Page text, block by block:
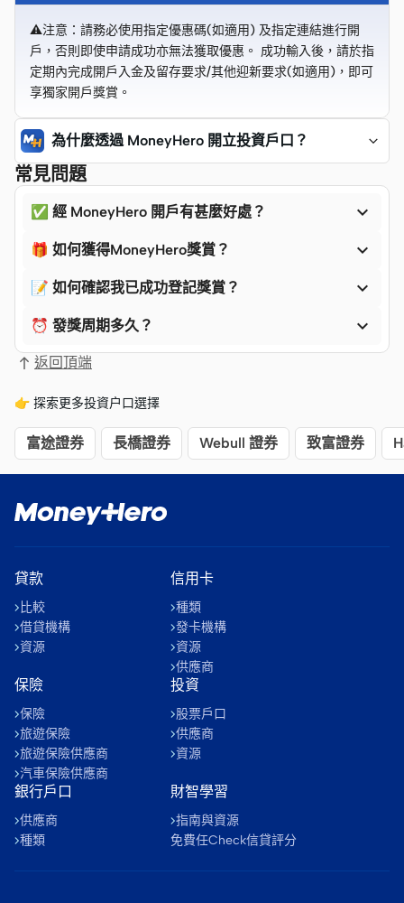
⚠️注意：請務必使用指定優惠碼(如適用) 及指定連結進行開
戶，否則即使申請成功亦無法獲取優惠。 成功輸入後，請於指
定期內完成開戶入金及留存要求/其他迎新要求(如適用)，即可
享獨家開戶獎賞。
為什麼透過 MoneyHero 開立投資戶口？
常見問題
✅ 經 MoneyHero 開戶有甚麼好處？ 
🎁 如何獲得MoneyHero獎賞？ 
📝 如何確認我已成功登記獎賞？ 
⏰ 發獎周期多久？ 
返回頂端
👉 探索更多投資户口選擇
富途證券 長橋證券 Webull 證券 致富證券
貸款
比較
借貸機構
資源
信用卡
種類
發卡機構
資源
供應商
保險
保險
旅遊保險
旅遊保險供應商
汽車保險供應商
投資
股票戶口
供應商
資源
銀行戶口
供應商
種類
財智學習
指南與資源
免費任Check信貸評分